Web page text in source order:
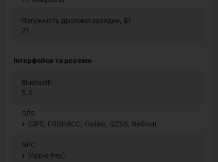
Потужність дротової зарядки, Вт
27
Інтерфейси та роз'єми
Bluetooth
5.3
GPS
+ (GPS, ГЛОНАСС, Galileo, QZSS, BeiDou)
NFC
+ (Apple Pay)